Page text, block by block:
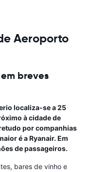
Aeroporto
breves
localiza-se a 25
à cidade de
por companhias
é a Ryanair. Em
de passageiros.
bares de vinho e